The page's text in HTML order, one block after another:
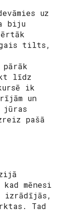
uz
biju
tilts,
līdz
ik
un
jūras
pašā
mēnesi
izrādījās,
Tad